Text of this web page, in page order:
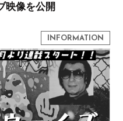
映像を公開